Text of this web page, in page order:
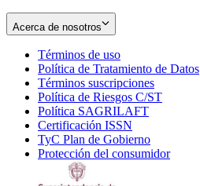
Acerca de nosotros
Términos de uso
in
new
window
Política de Tratamiento de Datos
Términos suscripciones
in
Política de Riesgos C/ST
Política SAGRILAFT
new
window
Certificación ISSN
in
new
TyC Plan de Gobierno
in
Protección del consumidorOpens